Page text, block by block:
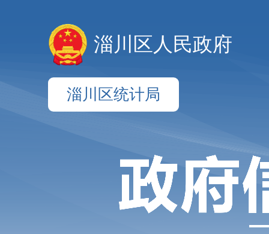
淄川区人民政府
淄川区统计局